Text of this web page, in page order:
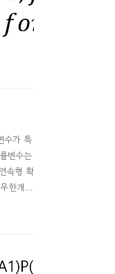
수가 특
변수는
속형 확
한개의